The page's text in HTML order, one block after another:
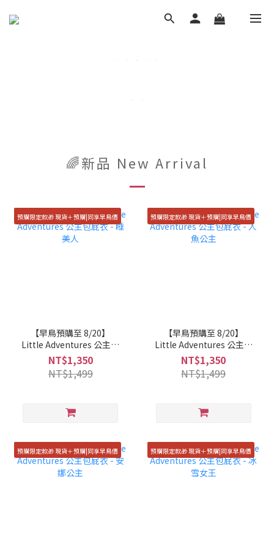
🌈新品 New Arrival
預購限定款🎁 現貨＋預購|同享早鳥價
【早鳥預購至 8/20】
Little Adventures 公主包
屁衣 - 睡美人
NT$1,350
NT$1,499
預購限定款🎁 現貨＋預購|同享早鳥價
【早鳥預購至 8/20】
Little Adventures 公主包
屁衣 - 人魚公主
NT$1,350
NT$1,499
預購限定款🎁 現貨＋預購|同享早鳥價 預購限定款🎁 現貨＋預購|同享早鳥價